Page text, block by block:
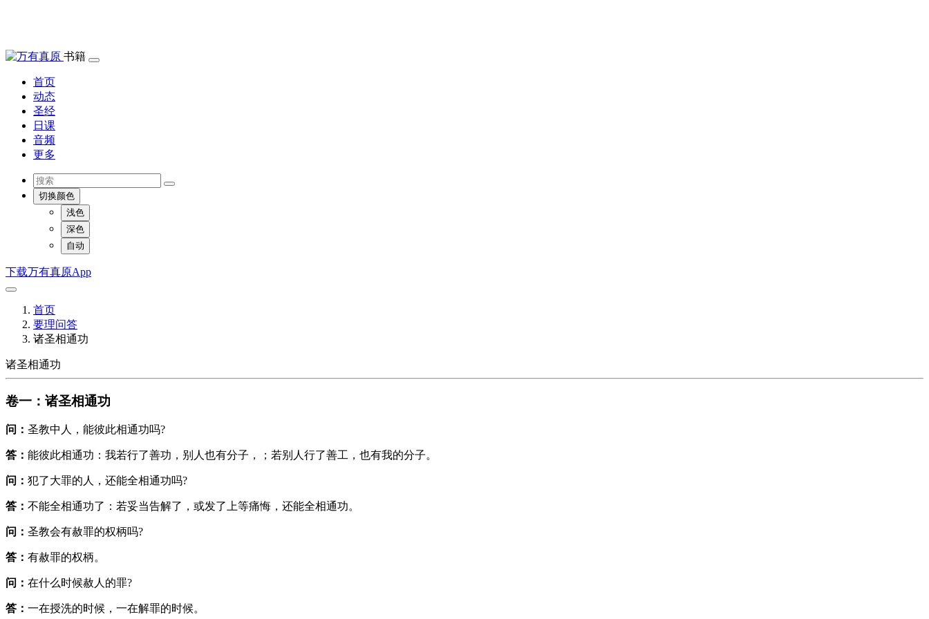
书籍
首页
动态
圣经
日课
音频
更多
切换颜色
浅色
深色
自动
下载万有真原App
首页
要理问答
诸圣相通功
诸圣相通功
卷一：诸圣相通功
问： 圣教中人，能彼此相通功吗?
答： 能彼此相通功：我若行了善功，别人也有分子，；若别人行了善工，也有我的分子。
问： 犯了大罪的人，还能全相通功吗?
答： 不能全相通功了：若妥当告解了，或发了上等痛悔，还能全相通功。
问： 圣教会有赦罪的权柄吗?
答： 有赦罪的权柄。
问： 在什么时候赦人的罪?
答： 一在授洗的时候，一在解罪的时候。